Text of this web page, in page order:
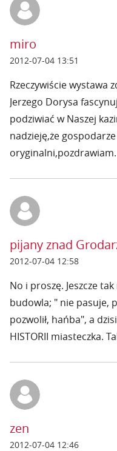
miro
2012-07-04 13:51
Rzeczywiście wystawa
Jerzego Dorysa
podziwiać w Naszej
nadzieję,że
oryginalni,pozdrawiam.
pijany znad
2012-07-04 12:58
No i proszę. Jeszcze
budowla; " nie pasuje,
pozwolił, hańba", a
HISTORII miasteczka.
zen
2012-07-04 12:46